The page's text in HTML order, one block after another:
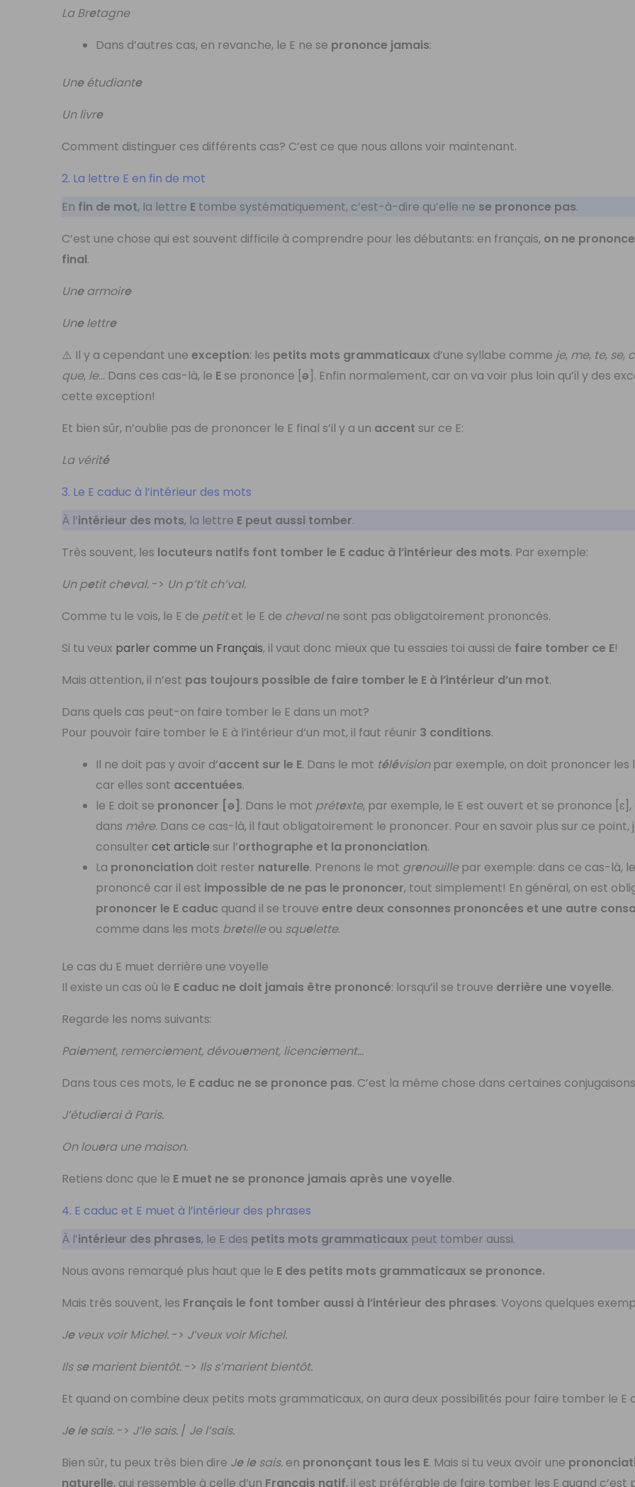
La Bretagne
Dans d’autres cas, en revanche, le E ne se prononce jamais:
Uneétudiante
Un livre
Comment distinguer ces différents cas? C’est ce que nous allons voir maintenant.
2. La lettre E en fin de mot
En fin de mot, la lettre E tombe systématiquement, c’est-à-dire qu’elle ne se prononce pas.
C’est une chose qui est souvent difficile à comprendre pour les débutants: en français, on ne
final.
Unearmoire
Unelettre
⚠️ Il y a cependant uneexception: les petits mots grammaticaux d’une syllabe comme je, me, te, se,
que, le… Dans ces cas-là, le E se prononce [ə ]. Enfin normalement, car on va voir plus loin qu’il y des
cette exception!
Et bien sûr, n’oublie pas de prononcer le E final s’il y a un accent sur ce E:
La vérité
3. Le E caduc à l’intérieur des mots
À l’intérieur des mots, la lettre E peut aussi tomber.
Très souvent, les locuteurs natifs font tomber le E caduc à l’intérieur des mots. Par exemple:
Un petit cheval. -> Un p’tit ch’val.
Comme tu le vois, le E de petitet le E de chevalne sont pas obligatoirement prononcés.
Si tu veux parler comme un Français, il vaut donc mieux que tu essaies toi aussi de faire tomber ce E!
Mais attention, il n’est pas toujours possible de faire tomber le E à l’intérieur d’un mot.
Dans quels cas peut-on faire tomber le E dans un mot?
Pour pouvoir faire tomber le E à l’intérieur d’un mot, il faut réunir 3 conditions.
Il ne doit pas y avoir d’accent sur le E. Dans le mot télévision par exemple, on doit prononcer les
car elles sont accentuées.
le E doit se prononcer [ə] . Dans le mot prétexte, par exemple, le E est ouvert et se prononce
dans mère. Dans ce cas-là, il faut obligatoirement le prononcer. Pour en savoir plus sur ce point,
consultercet article sur l’orthographe et la prononciation.
La prononciation doit rester naturelle. Prenons le mot grenouille par exemple: dans ce cas-là,
prononcé car il est impossible de ne pas le prononcer, tout simplement! En général, on est
prononcer le E caduc quand il se trouveentre deux consonnes prononcées et une autre
comme dans les mots bretelleou squelette.
Le cas du E muet derrière une voyelle
Il existe un cas où le E caduc ne doit jamais être prononcé: lorsqu’il se trouve derrière une voyelle.
Regarde les noms suivants:
Paiement, remerciement, dévouement, licenciement…
Dans tous ces mots, le E caduc ne se prononce pas. C’est la même chose dans certaines
J’étudierai à Paris.
On louera une maison.
Retiens donc que le E muet ne se prononce jamais après une voyelle.
4. E caduc et E muet à l’intérieur des phrases
À l’intérieur des phrases, le E des petits mots grammaticaux peut tomber aussi.
Nous avons remarqué plus haut que le E des petits mots grammaticaux se prononce.
Mais très souvent, les Français le font tomber aussi à l’intérieur des phrases. Voyons quelques
Jeveux voir Michel. -> J’veux voir Michel.
Ils semarient bientôt. -> Ils s’marient bientôt.
Et quand on combine deux petits mots grammaticaux, on aura deux possibilités pour faire tomber le E
Jelesais. -> J’le sais. / Je l’sais.
Bien sûr, tu peux très bien dire Jelesais. en prononçant tous les E. Mais si tu veux avoir une
naturelle, qui ressemble à celle d’un Français natif, il est préférable de faire tomber les E quand c’est